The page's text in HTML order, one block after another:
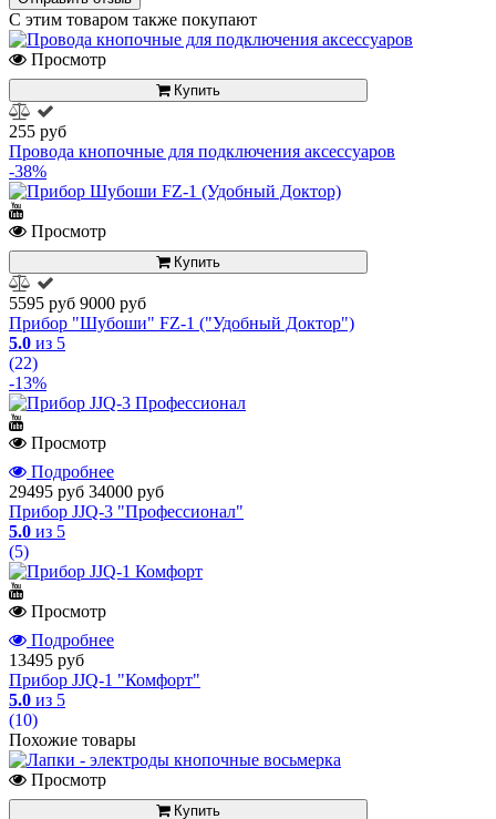
С этим товаром также покупают
Просмотр
Купить
255 руб
Провода кнопочные для подключения аксессуаров
-38%
Просмотр
Купить
5595 руб 9000 руб
Прибор "Шубоши" FZ-1 ("Удобный Доктор")
5.0 из 5
(22)
-13%
Просмотр
Подробнее
29495 руб 34000 руб
Прибор JJQ-3 "Профессионал"
5.0 из 5
(5)
Просмотр
Подробнее
13495 руб
Прибор JJQ-1 "Комфорт"
5.0 из 5
(10)
Похожие товары
Просмотр
Купить